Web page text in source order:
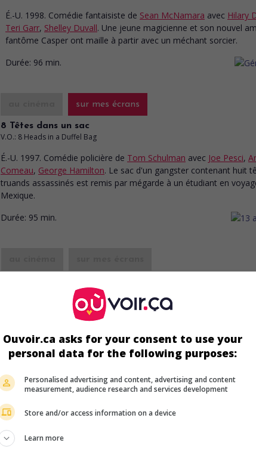
É.-U. 1998. Comédie fantaisiste de Sean McNamara avec Hilary
Teri Garr, Shelley Duvall. Une jeune magicienne et son nouvel
fantôme Casper ont maille à partir avec un méchant sorcier.
Durée: 96 min.
sur mes écrans
8 Têtes dans un sac
V.O.: 8 Heads in a Duffel Bag
É.-U. 1997. Comédie policière de Tom Schulman avec Joe Pesci,
Comeau, George Hamilton. Le sac d'un gangster contenant huit
truands assassinés est remis par mégarde à un étudiant en
Mexique.
Durée: 95 min.
É.-U. 1997. Drame de guerrede John Milius avec
. Durant la guerre hispano-américaine, le colonel
Cuba.
Durée:
au cinéma sur mes écrans
Playback
Ouvoir.ca asks for your consent to use your
personal data for the following purposes:
Personalised advertising and content, advertising and content
measurement, audience research and services development
Store and/or access information on a device
Learn more